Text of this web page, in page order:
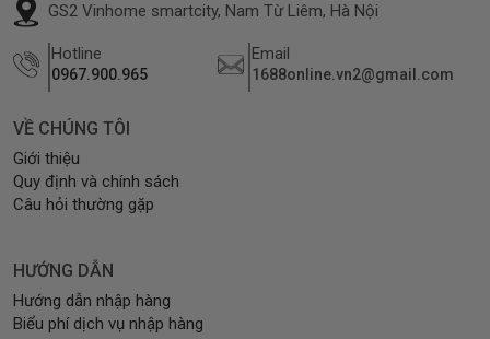
GS2 Vinhome smartcity, Nam Từ Liêm, Hà Nội
Hotline
0967.900.965
Email
1688online.vn2@gmail.com
VỀ CHÚNG TÔI
Giới thiệu
Quy định và chính sách
Câu hỏi thường gặp
HƯỚNG DẪN
Hướng dẫn nhập hàng
Biểu phí dịch vụ nhập hàng